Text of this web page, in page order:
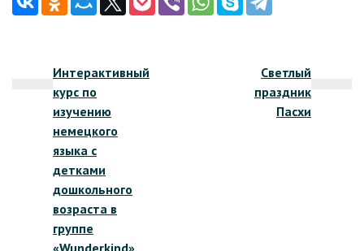
записям
Интерактивный
курс по
изучению
немецкого
языка с
детками
дошкольного
возраста в
группе
«Wunderkind»
Светлый
праздник
Пасхи